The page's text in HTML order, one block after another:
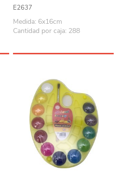
E2637
Medida: 6x16cm
Cantidad por caja: 288